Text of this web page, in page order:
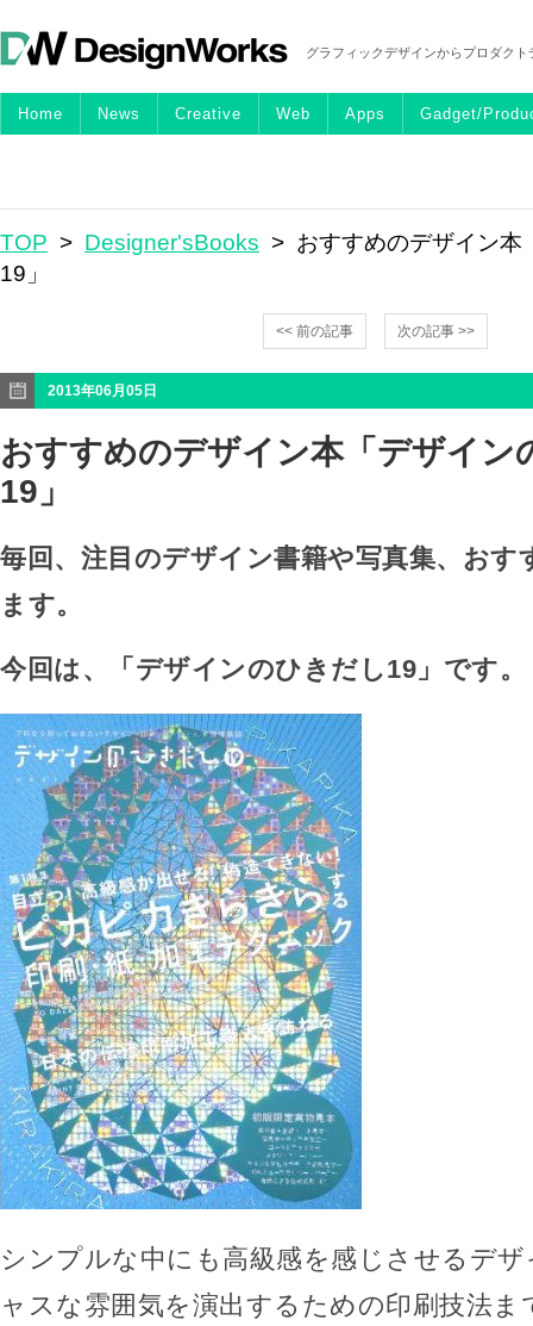
グラフィックデザインからプロダク
Home News Creative Web Apps Gadget/
TOP > Designer'sBooks > おすすめのデザイン本
19」
<< 前の記事 次の記事 >>
2013年06月05日
おすすめのデザイン本「デザイン
19」
毎回、注目のデザイン書籍や写真集、おす
ます。
今回は、「デザインのひきだし19」です。
シンプルな中にも高級感を感じさせるデ
ャスな雰囲気を演出するための印刷技法